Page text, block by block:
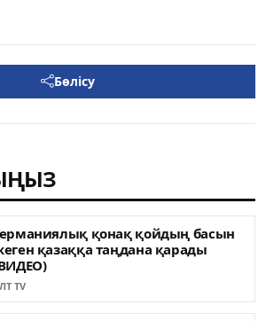
Бөлісу
қонақ қойдың басын
қазаққа таңдана қарады
TV